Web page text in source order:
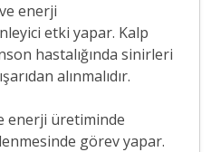
enerji
etki yapar. Kalp
hastalığında sinirleri
alınmalıdır.
enerji üretiminde
görev yapar.